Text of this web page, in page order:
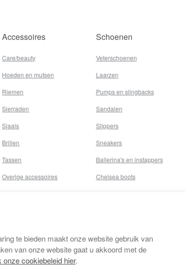
Accessoires
Care/beauty
Hoeden en mutsen
Riemen
Sierraden
Sjaals
Brillen
Tassen
Overige accessoires
Schoenen
Veterschoenen
Laarzen
Pumps en slingbacks
Sandalen
Slippers
Sneakers
Ballerina's en instappers
Chelsea boots
te bieden maakt onze website gebruik van
van onze website gaat u akkoord met de
onze cookiebeleid hier.